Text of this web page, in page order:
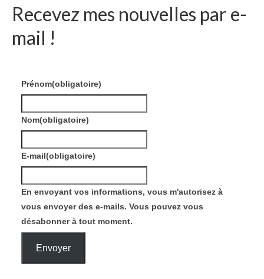
Recevez mes nouvelles par e-
mail !
Prénom(obligatoire)
Nom(obligatoire)
E-mail(obligatoire)
En envoyant vos informations, vous m'autorisez à
vous envoyer des e-mails. Vous pouvez vous
désabonner à tout moment.
Envoyer